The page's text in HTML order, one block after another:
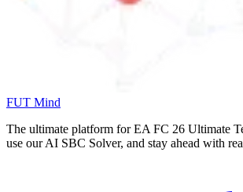
FUT Mind
The ultimate platform for EA FC 26 Ultimate
use our AI SBC Solver, and stay ahead with